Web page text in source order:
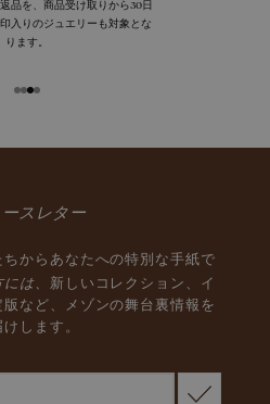
品を、商品受け取りから30日
入りのジュエリーも対象とな
ります。
スレター
からあなたへの特別な手紙で
は、 新しいコレクション、イ
など、メゾンの舞台裏情報を
けします。